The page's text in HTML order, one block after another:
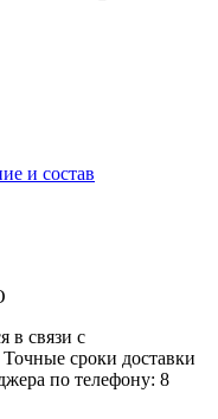
и состав
в связи с
сроки доставки
по телефону: 8